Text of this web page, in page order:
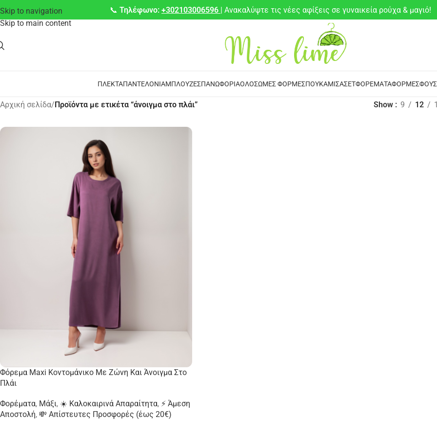
Skip to navigation
Skip to main content
📞 Τηλέφωνο: +302103006596 | Ανακαλύψτε τις νέες αφίξεις σε γυναικεία ρούχα & μαγιό!
ΠΛΕΚΤΆΠΑΝΤΕΛΌΝΙΑΜΠΛΟΎΖΕΣΠΑΝΩΦΌΡΙΑΟΛΌΣΩΜΕΣ ΦΌΡΜΕΣΠΟΥΚΆΜΙΣΑΣΕΤΦΟΡΈΜΑΤΑΦΌΡΜΕΣ
Αρχική σελίδα/Προϊόντα με ετικέτα “άνοιγμα στο πλάι” Show 9 12
Φόρεμα Maxi Κοντομάνικο Με Ζώνη Και Άνοιγμα Στο
Πλάι
Φορέματα, Μάξι, ☀️ Καλοκαιρινά Απαραίτητα, ⚡ Άμεση
Αποστολή, 💸 Απίστευτες Προσφορές (έως 20€)